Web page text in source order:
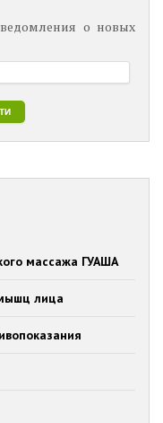
о новых
массажа ГУАША
лица